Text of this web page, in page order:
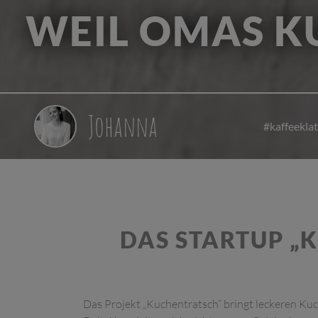
WEIL OMAS
Johanna
DAS STARTUP
Das Projekt „Kuchentratsch“ bringt leckeren
neuer Lebensabschnitt, der nicht selten mit dem